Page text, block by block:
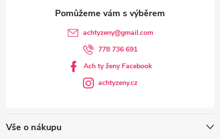
Vše o nákupu
achtyzeny@gmail.com
778 736 691
Ach ty ženy Facebook
achtyzeny.cz